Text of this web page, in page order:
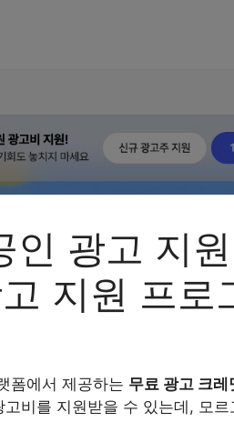
광고 지
지원 프로
폼에서 제공하는 무료 광고 크레
비를 지원받을 수 있는데, 모